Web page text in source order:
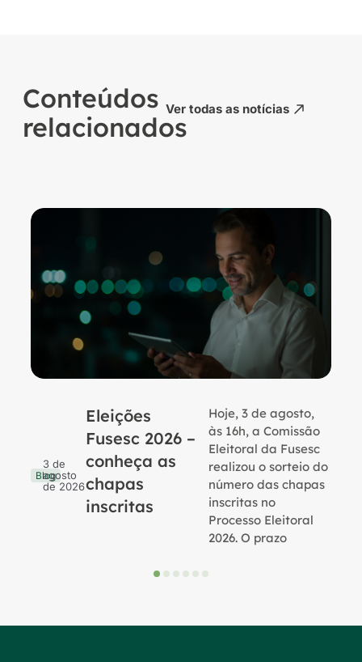
Conteúdos
relacionados
Ver todas as notícias
Blog
3 de
agosto
de 2026
Eleições
Fusesc 2026 –
conheça as
chapas
inscritas
Hoje, 3 de agosto,
às 16h, a Comissão
Eleitoral da Fusesc
realizou o sorteio do
número das chapas
inscritas no
Processo Eleitoral
2026. O prazo